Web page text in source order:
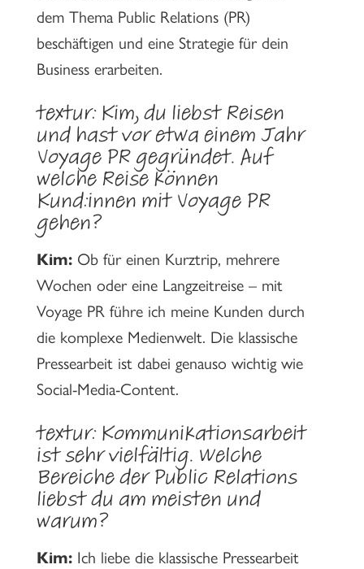
dem Thema Public Relations (PR)
beschäftigen und eine Strategie für dein
Business erarbeiten.
textur: Kim, du liebst Reisen
und hast vor etwa einem Jahr
Voyage PR gegründet. Auf
welche Reise können
Kund:innen mit Voyage PR
gehen?
Kim: Ob für einen Kurztrip, mehrere
Wochen oder eine Langzeitreise – mit
Voyage PR führe ich meine Kunden durch
die komplexe Medienwelt. Die klassische
Pressearbeit ist dabei genauso wichtig wie
Social-Media-Content.
textur: Kommunikationsarbeit
ist sehr vielfältig. Welche
Bereiche der Public Relations
liebst du am meisten und
warum?
Kim: Ich liebe die klassische Pressearbeit